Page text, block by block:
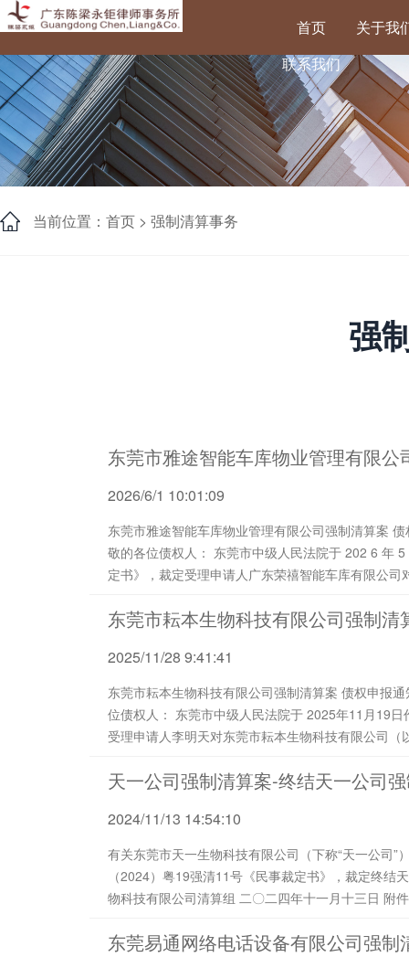
首页
关于我
联系我们
当前位置：首页 > 强制清算事务
强
东莞市雅途智能车库物业管理有限
2026/6/1 10:01:09
东莞市雅途智能车库物业管理有限公司强制清算案 债权申报通知 （ 202 6 ） 雅途强清 字第 Z001 号 尊
敬的各位债权人： 东莞市中级人民法院于 202 6 年 5 月 19日作出（202 6 ）粤 19清申 27 号《民事裁
定书》，裁定受理申请人广东荣禧智能车库有限公
东莞市耘本生物科技有限公司强制清
2025/11/28 9:41:41
东莞市耘本生物科技有限公司强制清算案 债权申报通知 （ 202 5 ） 耘本 强清 字第 Z001 号 尊敬的各
位债权人： 东莞市中级人民法院于 2025年11月19日作出（2025）粤19清申59号《民事裁定书》，裁定
受理申请人李明天对东莞市耘本生物科技有限公司（以下简称“ 耘本 公司 ”或“债务人
天一公司强制清算案-终结天一公司
2024/11/13 14:54:10
有关东莞市天一生物科技有限公司（下称“天一公司
（2024）粤19强清11号《民事裁定书》，裁定终结天一公司强制清
物科技有限公司清算组 二〇二四年十一月十三日 附件： （2024）粤19强清11号《民事裁定书》.pdf
东莞易通网络电话设备有限公司强制